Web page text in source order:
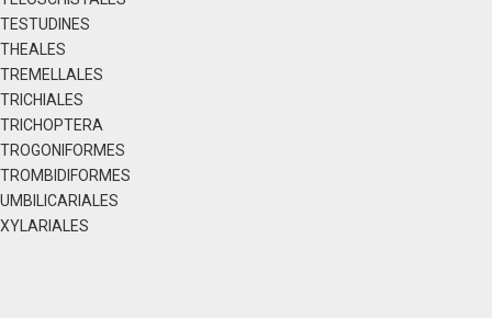
TESTUDINES
THEALES
TREMELLALES
TRICHIALES
TRICHOPTERA
TROGONIFORMES
TROMBIDIFORMES
UMBILICARIALES
XYLARIALES